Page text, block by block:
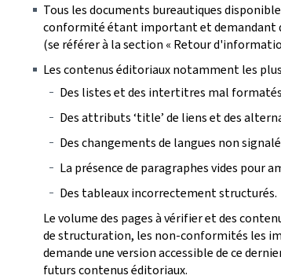
Tous les documents bureautiques
conformité étant important et demandant
(se référer à la section « Retour
Les contenus éditoriaux notamment les
Des listes et des intertitres mal
Des attributs ‘title’ de liens et des
Des changements de langues non
La présence de paragraphes vides pour
Des tableaux incorrectement structurés.
Le volume des pages à vérifier et des
de structuration, les non-conformités les
demande une version accessible de ce
futurs contenus éditoriaux.